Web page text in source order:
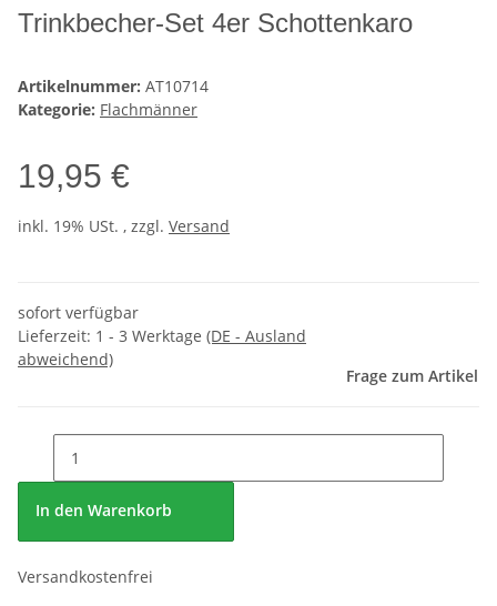
Trinkbecher-Set 4er Schottenkaro
Artikelnummer: AT10714
Kategorie: Flachmänner
19,95 €
inkl. 19% USt. , zzgl. Versand
sofort verfügbar
Lieferzeit: 1 - 3 Werktage (DE - Ausland
abweichend)
Frage zum Artikel
In den Warenkorb
Versandkostenfrei